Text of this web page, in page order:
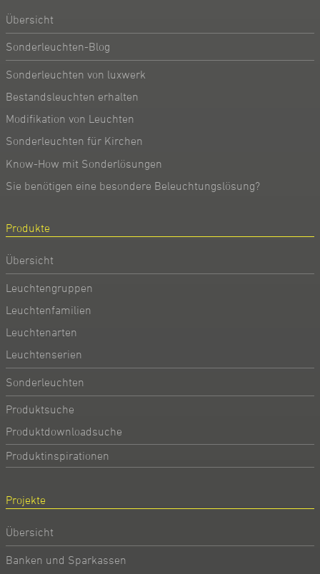
Übersicht
Sonderleuchten-Blog
Sonderleuchten von luxwerk
Bestandsleuchten erhalten
Modifikation von Leuchten
Sonderleuchten für Kirchen
Know-How mit Sonderlösungen
Sie benötigen eine besondere Beleuchtungslösung?
Produkte
Übersicht
Leuchtengruppen
Leuchtenfamilien
Leuchtenarten
Leuchtenserien
Sonderleuchten
Produktsuche
Produktdownloadsuche
Produktinspirationen
Projekte
Übersicht
Banken und Sparkassen